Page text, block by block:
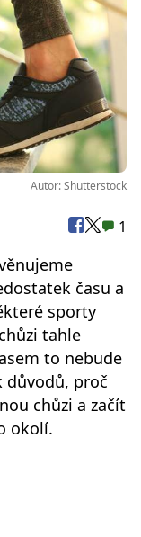
Autor: Shutterstock
1
času a
sporty
tahle
to nebude
důvodů, proč
chůzi a začít
okolí.